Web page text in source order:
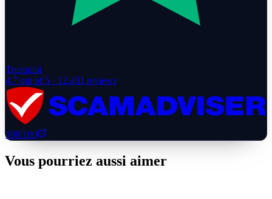
Trustpilot
4.7 out of 5 · 12,431 reviews
100/100
Vous pourriez aussi aimer